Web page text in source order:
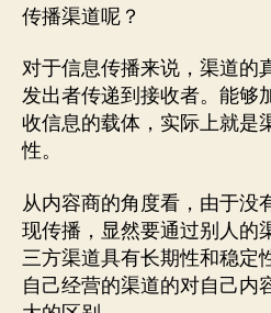
传播渠道呢？
对于信息传播来说，渠道的
发出者传递到接收者。能够
收信息的载体，实际上就是
性。
从内容商的角度看，由于没
现传播，显然要通过别人的
三方渠道具有长期性和稳定
自己经营的渠道的对自己内